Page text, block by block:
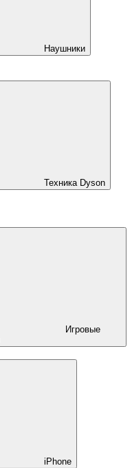
Наушники
Техника Dyson
Игровые
iPhone